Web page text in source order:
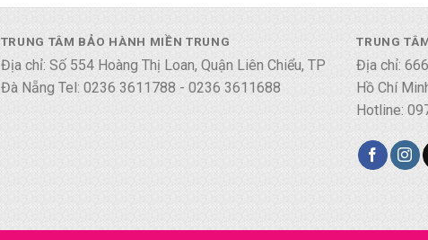
TRUNG TÂM BẢO HÀNH MIỀN TRUNG
Địa chỉ: Số 554 Hoàng Thị Loan, Quận Liên Chiểu, TP
Đà Nẵng Tel: 0236 3611788 - 0236 3611688
TRUNG
Địa chỉ:
Hồ Chí
Hotline: